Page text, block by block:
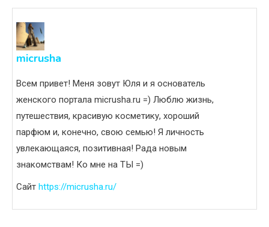
micrusha
Всем привет! Меня зовут Юля и я основатель
женского портала micrusha.ru =) Люблю жизнь,
путешествия, красивую косметику, хороший
парфюм и, конечно, свою семью! Я личность
увлекающаяся, позитивная! Рада новым
знакомствам! Ко мне на ТЫ =)
Сайт https://micrusha.ru/